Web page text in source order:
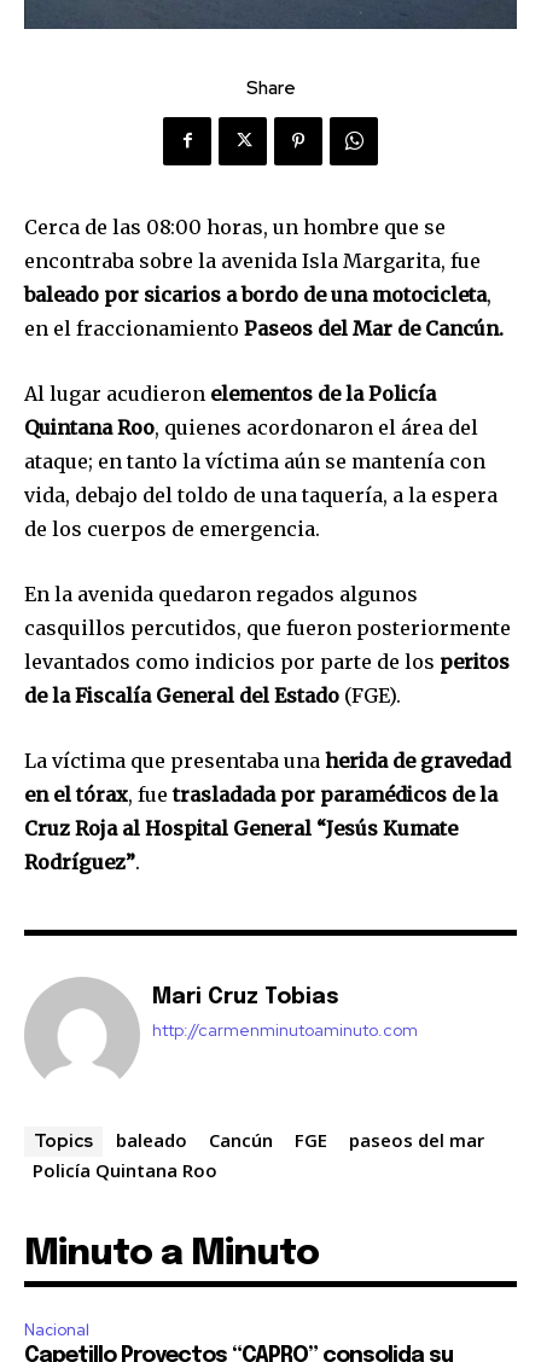
Share
Cerca de las 08:00 horas, un hombre que se
encontraba sobre la avenida Isla Margarita, fue
baleado por sicarios a bordo de una motocicleta,
en el fraccionamiento Paseos del Mar de Cancún.
Al lugar acudieron elementos de la Policía
Quintana Roo, quienes acordonaron el área del
ataque; en tanto la víctima aún se mantenía con
vida, debajo del toldo de una taquería, a la espera
de los cuerpos de emergencia.
En la avenida quedaron regados algunos
casquillos percutidos, que fueron posteriormente
levantados como indicios por parte de los peritos
de la Fiscalía General del Estado (FGE).
La víctima que presentaba una herida de gravedad
en el tórax, fue trasladada por paramédicos de la
Cruz Roja al Hospital General “Jesús Kumate
Rodríguez”.
Mari Cruz Tobias
http://carmenminutoaminuto.com
Topics baleado Cancún FGE
paseos del mar
Policía Quintana Roo
Minuto a Minuto
Nacional
Capetillo Proyectos “CAPRO” consolida su